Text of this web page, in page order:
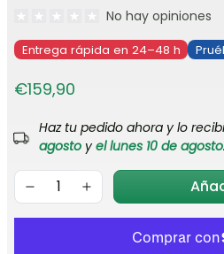
No hay opiniones
Entrega rápida en 24–48 h
€159,90
Haz tu pedido ahora y lo
agosto y el lunes 10 de agosto.